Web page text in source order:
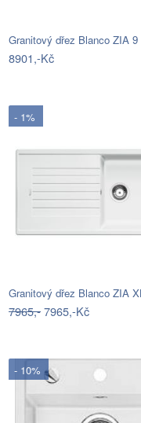
Granitový dřez Blanco ZIA
8901,-Kč
- 1%
Granitový dřez Blanco ZIA
7965,-7965,-Kč
- 10%